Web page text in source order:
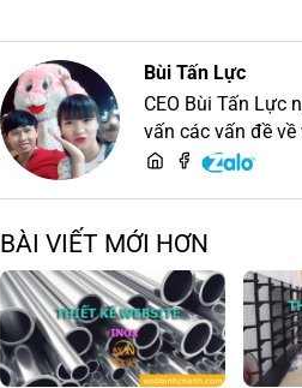
Bùi Tấn Lực
CEO Bùi Tấn Lực
vấn các vấn đề
BÀI VIẾT MỚI HƠN